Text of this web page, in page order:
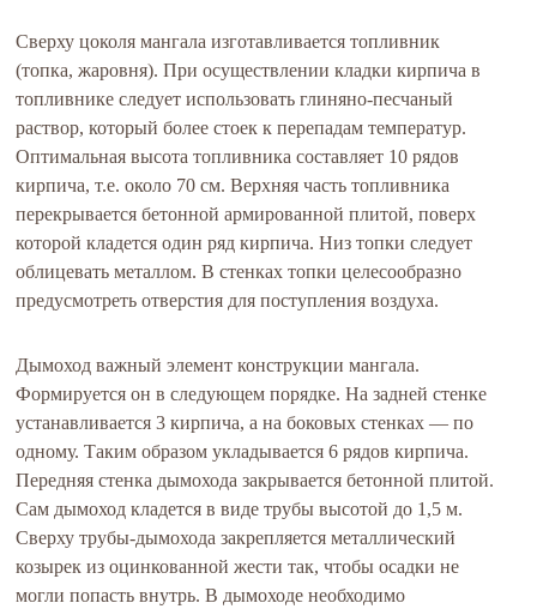
Сверху цоколя мангала изготавливается топливник
(топка, жаровня). При осуществлении кладки кирпича в
топливнике следует использовать глиняно-песчаный
раствор, который более стоек к перепадам температур.
Оптимальная высота топливника составляет 10 рядов
кирпича, т.е. около 70 см. Верхняя часть топливника
перекрывается бетонной армированной плитой, поверх
которой кладется один ряд кирпича. Низ топки следует
облицевать металлом. В стенках топки целесообразно
предусмотреть отверстия для поступления воздуха.
Дымоход важный элемент конструкции мангала.
Формируется он в следующем порядке. На задней стенке
устанавливается 3 кирпича, а на боковых стенках — по
одному. Таким образом укладывается 6 рядов кирпича.
Передняя стенка дымохода закрывается бетонной плитой.
Сам дымоход кладется в виде трубы высотой до 1,5 м.
Сверху трубы-дымохода закрепляется металлический
козырек из оцинкованной жести так, чтобы осадки не
могли попасть внутрь. В дымоходе необходимо